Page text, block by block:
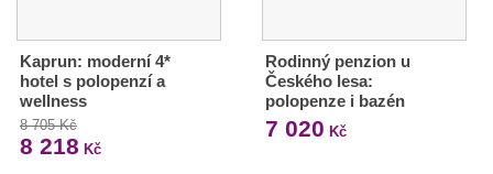
Kaprun: moderní 4*
hotel s polopenzí a
wellness
8 705 Kč
8 218 Kč
Rodinný penzion u
Českého lesa:
polopenze i bazén
7 020 Kč